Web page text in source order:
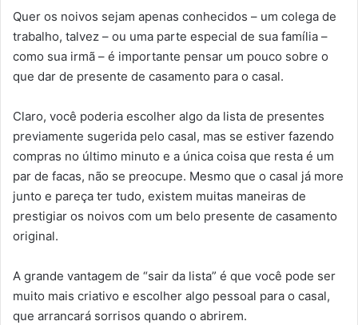
Quer os noivos sejam apenas conhecidos – um colega de
trabalho, talvez – ou uma parte especial de sua família –
como sua irmã – é importante pensar um pouco sobre o
que dar de presente de casamento para o casal.
Claro, você poderia escolher algo da lista de presentes
previamente sugerida pelo casal, mas se estiver fazendo
compras no último minuto e a única coisa que resta é um
par de facas, não se preocupe. Mesmo que o casal já more
junto e pareça ter tudo, existem muitas maneiras de
prestigiar os noivos com um belo presente de casamento
original.
A grande vantagem de “sair da lista” é que você pode ser
muito mais criativo e escolher algo pessoal para o casal,
que arrancará sorrisos quando o abrirem.